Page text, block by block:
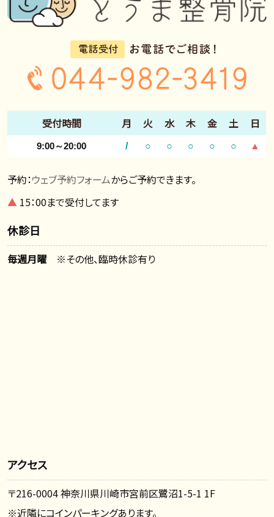
受付時間 月 火 水 木 金 土 日
9:00～20:00 / ○ ○ ○ ○ ○ ▲
予約：ウェブ予約フォームからご予約できます。
▲ 15：00まで受付してます
休診日
毎週月曜 ※その他、臨時休診有り
アクセス
〒216-0004 神奈川県川崎市宮前区鷺沼1-5-1 1F
※近隣にコインパーキングあります。